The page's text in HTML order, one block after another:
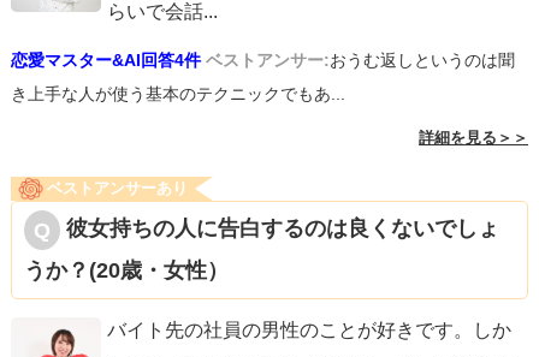
らいで会話...
恋愛マスター&AI回答4件 ベストアンサー:おうむ返しというのは聞
き上手な人が使う基本のテクニックでもあ...
詳細を見る＞＞
ベストアンサーあり
彼女持ちの人に告白するのは良くないでしょ
うか？(20歳・女性）
バイト先の社員の男性のことが好きです。しか